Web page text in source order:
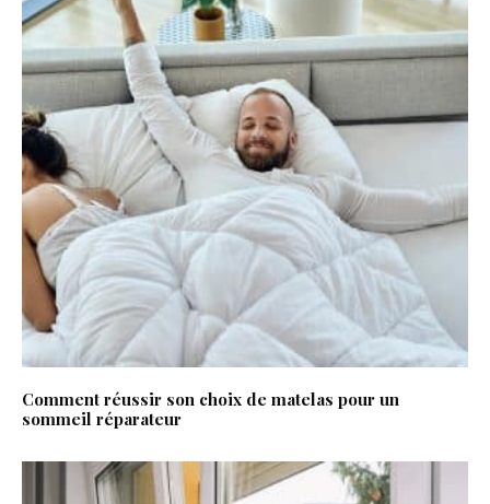
Comment réussir son choix de matelas pour un
sommeil réparateur